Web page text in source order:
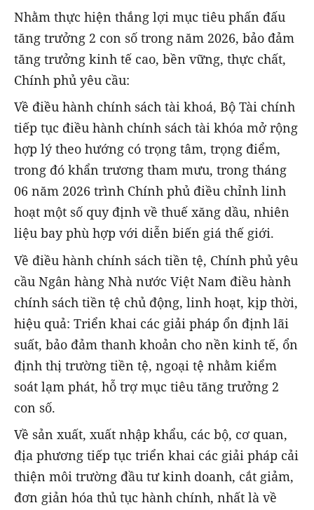
Nhằm thực hiện thắng lợi mục tiêu phấn đấu
tăng trưởng 2 con số trong năm 2026, bảo đảm
tăng trưởng kinh tế cao, bền vững, thực chất,
Chính phủ yêu cầu:
Về điều hành chính sách tài khoá, Bộ Tài chính
tiếp tục điều hành chính sách tài khóa mở rộng
hợp lý theo hướng có trọng tâm, trọng điểm,
trong đó khẩn trương tham mưu, trong tháng
06 năm 2026 trình Chính phủ điều chỉnh linh
hoạt một số quy định về thuế xăng dầu, nhiên
liệu bay phù hợp với diễn biến giá thế giới.
Về điều hành chính sách tiền tệ, Chính phủ yêu
cầu Ngân hàng Nhà nước Việt Nam điều hành
chính sách tiền tệ chủ động, linh hoạt, kịp thời,
hiệu quả: Triển khai các giải pháp ổn định lãi
suất, bảo đảm thanh khoản cho nền kinh tế, ổn
định thị trường tiền tệ, ngoại tệ nhằm kiểm
soát lạm phát, hỗ trợ mục tiêu tăng trưởng 2
con số.
Về sản xuất, xuất nhập khẩu, các bộ, cơ quan,
địa phương tiếp tục triển khai các giải pháp cải
thiện môi trường đầu tư kinh doanh, cắt giảm,
đơn giản hóa thủ tục hành chính, nhất là về